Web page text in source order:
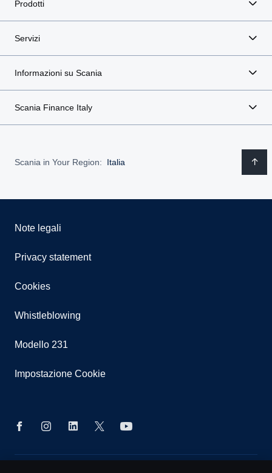
Prodotti
Servizi
Informazioni su Scania
Scania Finance Italy
Scania in Your Region: Italia
Note legali
Privacy statement
Cookies
Whistleblowing
Modello 231
Impostazione Cookie